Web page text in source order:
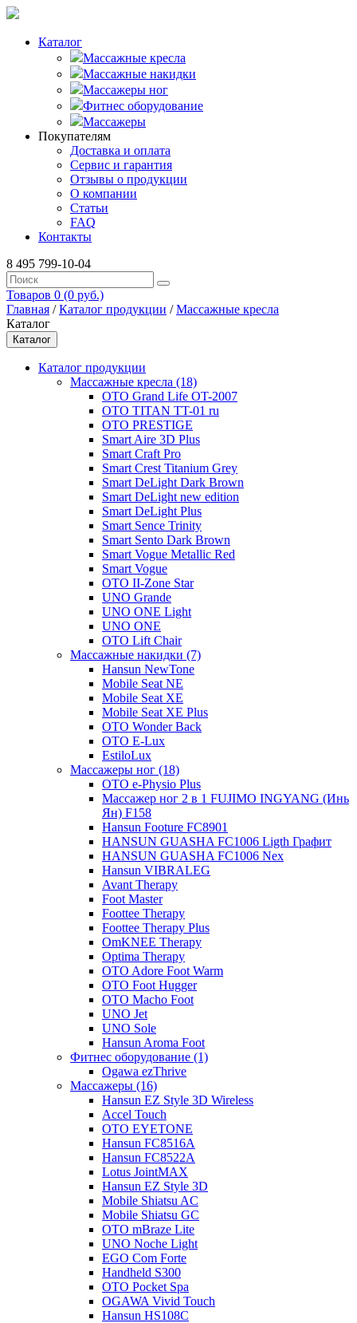
Каталог
Массажные кресла
Массажные накидки
Массажеры ног
Фитнес оборудование
Массажеры
Покупателям
Доставка и оплата
Сервис и гарантия
Отзывы о продукции
О компании
Статьи
FAQ
Контакты
8 495 799-10-04
Товаров 0 (0 руб.)
Главная /Каталог продукции /Массажные кресла
Каталог
Каталог
Каталог продукции
Массажные кресла (18)
OTO Grand Life OT-2007
OTO TITAN TT-01 ru
OTO PRESTIGE
Smart Aire 3D Plus
Smart Craft Pro
Smart Crest Titanium Grey
Smart DeLight Dark Brown
Smart DeLight new edition
Smart DeLight Plus
Smart Sence Trinity
Smart Sento Dark Brown
Smart Vogue Metallic Red
Smart Vogue
OTO II-Zone Star
UNO Grande
UNO ONE Light
UNO ONE
OTO Lift Chair
Массажные накидки (7)
Hansun NewTone
Mobile Seat NE
Mobile Seat XE
Mobile Seat XE Plus
OTO Wonder Back
OTO E-Lux
EstiloLux
Массажеры ног (18)
OTO e-Physio Plus
Массажер ног 2 в 1 FUJIMO INGYANG (Инь
Ян) F158
Hansun Footure FC8901
HANSUN GUASHA FC1006 Ligth Графит
HANSUN GUASHA FC1006 Nex
Hansun VIBRALEG
Avant Therapy
Foot Master
Foottee Therapy
Foottee Therapy Plus
OmKNEE Therapy
Optima Therapy
OTO Adore Foot Warm
OTO Foot Hugger
OTO Macho Foot
UNO Jet
UNO Sole
Hansun Aroma Foot
Фитнес оборудование (1)
Ogawa ezThrive
Массажеры (16)
Hansun EZ Style 3D Wireless
Accel Touch
OTO EYETONE
Hansun FC8516A
Hansun FC8522A
Lotus JointMAX
Hansun EZ Style 3D
Mobile Shiatsu AC
Mobile Shiatsu GC
OTO mBraze Lite
UNO Noche Light
EGO Com Forte
Handheld S300
OTO Pocket Spa
OGAWA Vivid Touch
Hansun HS108C